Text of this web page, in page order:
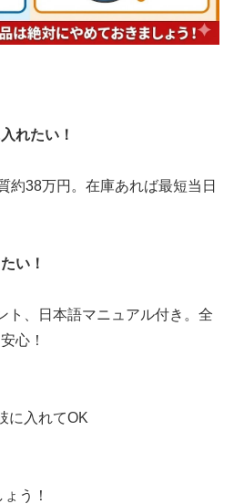
れたい！
約38万円。在庫あれば最短当日
い！
ト、日本語マニュアル付き。全
心！
に入れてOK
う！